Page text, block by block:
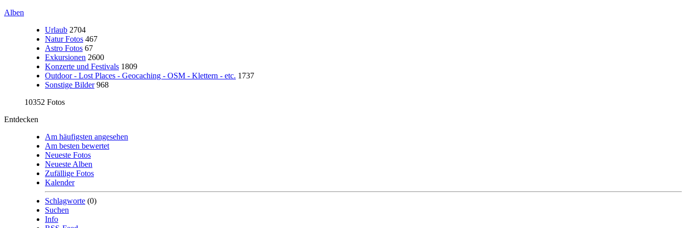
Alben
Urlaub 2704
Natur Fotos 467
Astro Fotos 67
Exkursionen 2600
Konzerte und Festivals 1809
Outdoor - Lost Places - Geocaching - OSM - Klettern - etc. 1737
Sonstige Bilder 968
10352 Fotos
Entdecken
Am häufigsten angesehen
Am besten bewertet
Neueste Fotos
Neueste Alben
Zufällige Fotos
Kalender
Schlagworte (0)
Suchen
Info